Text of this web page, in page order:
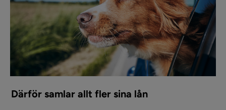
Därför samlar allt fler sina lån